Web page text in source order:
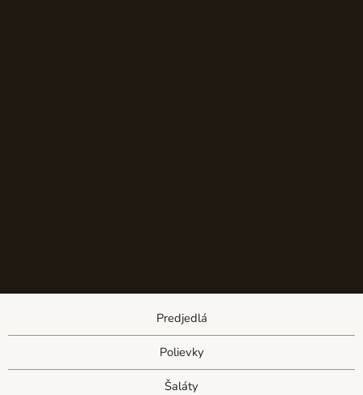
Predjedlá
Polievky
Šaláty